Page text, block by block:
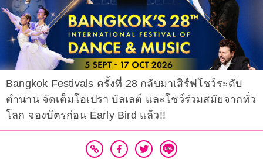
Bangkok Festivals ครั้งที่ 28 กลับมาเสิร์ฟโชว์ระดับ
ตำนาน จัดเต็มโอเปรา บัลเลต์ และโชว์ร่วมสมัยจากทั่ว
โลก จองบัตรก่อน Early Bird แล้ว!!